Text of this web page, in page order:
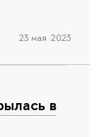
23 мая 2023
в